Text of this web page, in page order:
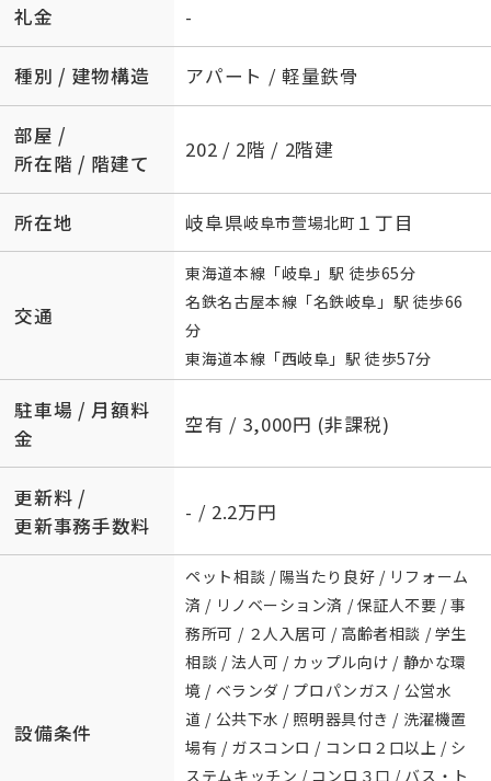
礼金 -
種別 / 建物構造 アパート / 軽量鉄骨
部屋 /
所在階 / 階建て
202 / 2階 / 2階建
所在地 岐阜県岐阜市萱場北町 １丁目
交通
東海道本線 「岐阜 」駅 徒歩65分
名鉄名古屋本線 「名鉄岐阜 」駅 徒歩66
分
東海道本線 「西岐阜 」駅 徒歩57分
駐車場 / 月額料
金
空有 / 3,000円 (非課税)
更新料 /
更新事務手数料
- / 2.2万円
設備条件
ペット相談 / 陽当たり良好 / リフォーム
済 / リノベーション済 / 保証人不要 / 事
務所可 / ２人入居可 / 高齢者相談 / 学生
相談 / 法人可 / カップル向け / 静かな環
境 / ベランダ / プロパンガス / 公営水
道 / 公共下水 / 照明器具付き / 洗濯機置
場有 / ガスコンロ / コンロ２口以上 / シ
ステムキッチン / コンロ３口 / バス・ト